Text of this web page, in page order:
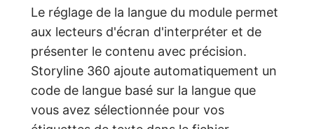
Le réglage de la langue du module permet
aux lecteurs d'écran d'interpréter et de
présenter le contenu avec précision.
Storyline 360 ajoute automatiquement un
code de langue basé sur la langue que
vous avez sélectionnée pour vos